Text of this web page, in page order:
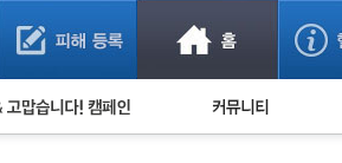
사기 예방했어요!